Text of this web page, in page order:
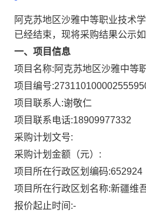
阿克苏地区沙雅中等职业技术
已经结束，现将采购结果公示如
一、项目信息
项目名称: 阿克苏地区沙雅中等
项目编号:
项目联系人:谢敬仁
项目联系电话:18909977332
采购计划文号:
采购计划金额（元）:
项目所在行政区划编码:652924
项目所在行政区划名称:新疆维
报价起止时间:-